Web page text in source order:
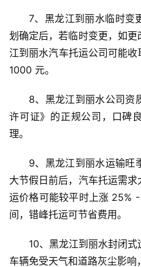
7、黑龙江到丽水临时变
划确定后，若临时变更，如
江到丽水汽车托运公司可能
1000 元。
8、黑龙江到丽水公司资
许可证》的正规公司，口碑
理。
9、黑龙江到丽水运输旺
大节假日前后，汽车托运需
运价格可能较平时上涨 25%
间，错峰托运可节省费用。
10、黑龙江到丽水封闭
车辆免受天气和道路灰尘影响